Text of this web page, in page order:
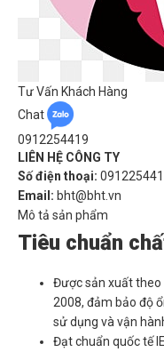
Tư Vấn Khách Hàng
Chat
0912254419
LIÊN HỆ CÔNG TY
Số điện thoại:
Email: bht@bht.vn
Mô tả sản phẩm
Tiêu chuẩn
Được sản xuất theo
2008, đảm bảo độ
sử dụng và vận
Đạt chuẩn quốc tế